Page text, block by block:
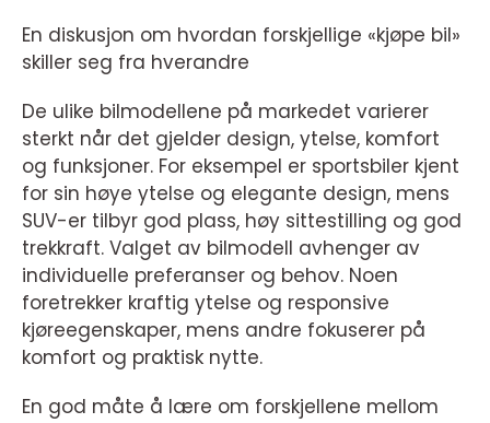
En diskusjon om hvordan forskjellige «kjøpe bil»
skiller seg fra hverandre
De ulike bilmodellene på markedet varierer
sterkt når det gjelder design, ytelse, komfort
og funksjoner. For eksempel er sportsbiler kjent
for sin høye ytelse og elegante design, mens
SUV-er tilbyr god plass, høy sittestilling og god
trekkraft. Valget av bilmodell avhenger av
individuelle preferanser og behov. Noen
foretrekker kraftig ytelse og responsive
kjøreegenskaper, mens andre fokuserer på
komfort og praktisk nytte.
En god måte å lære om forskjellene mellom